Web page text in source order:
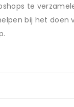
te
bij het doen